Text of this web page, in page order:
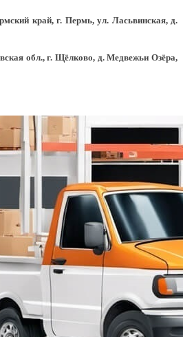
край, г. Пермь, ул. Ласьвинская, д.
обл., г. Щёлково, д. Медвежьи Озёра,